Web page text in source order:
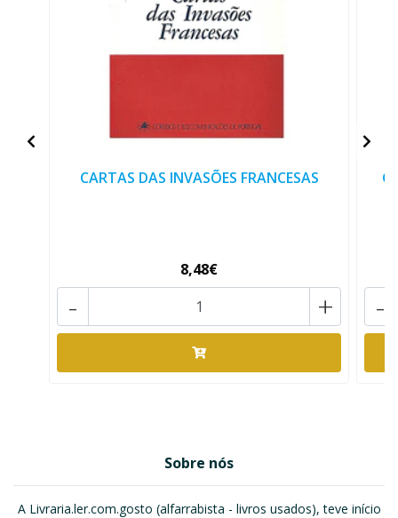
CARTAS DAS INVASÕES FRANCESAS
8,48€
+
- -
Sobre nós
A Livraria.ler.com.gosto (alfarrabista - livros usados), teve início